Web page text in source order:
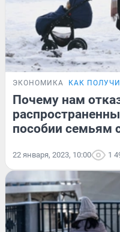
ЭКОНОМИКА КАК
Почему нам
пособии семьям
22 января, 2023, 10:00 1